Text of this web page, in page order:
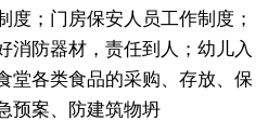
度；门房保安人员工作制度；
消防器材，责任到人；幼儿入
堂各类食品的采购、存放、保
预案、防建筑物坍